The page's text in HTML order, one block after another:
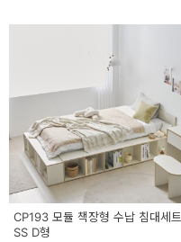
CP193 모듈 책장형 수납 침대세트
SS D형